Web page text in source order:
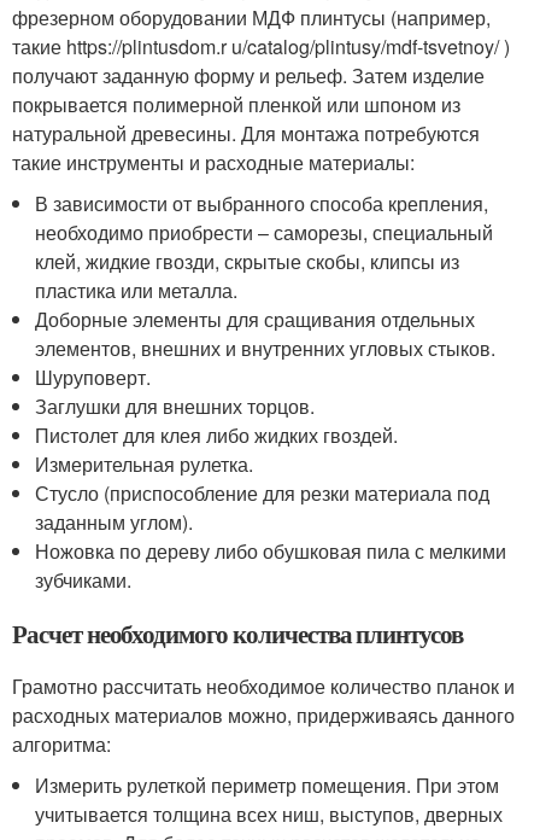
фрезерном оборудовании МДФ плинтусы (например,
такие https://plintusdom.r u/catalog/plintusy/mdf-tsvetnoy/ )
получают заданную форму и рельеф. Затем изделие
покрывается полимерной пленкой или шпоном из
натуральной древесины. Для монтажа потребуются
такие инструменты и расходные материалы:
В зависимости от выбранного способа крепления,
необходимо приобрести – саморезы, специальный
клей, жидкие гвозди, скрытые скобы, клипсы из
пластика или металла.
Доборные элементы для сращивания отдельных
элементов, внешних и внутренних угловых стыков.
Шуруповерт.
Заглушки для внешних торцов.
Пистолет для клея либо жидких гвоздей.
Измерительная рулетка.
Стусло (приспособление для резки материала под
заданным углом).
Ножовка по дереву либо обушковая пила с мелкими
зубчиками.
Расчет необходимого количества плинтусов
Грамотно рассчитать необходимое количество планок и
расходных материалов можно, придерживаясь данного
алгоритма:
Измерить рулеткой периметр помещения. При этом
учитывается толщина всех ниш, выступов, дверных